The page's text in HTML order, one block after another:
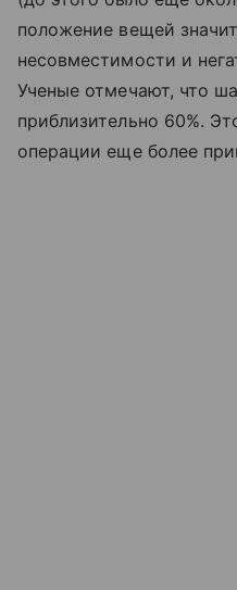
положение вещей
несовместимости и
Ученые отмечают, что
приблизительно 60%.
операции еще более